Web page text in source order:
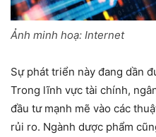
Ảnh minh hoạ: Internet
Sự phát triển này đang dần
Trong lĩnh vực tài chính,
đầu tư mạnh mẽ vào các
rủi ro. Ngành dược phẩm